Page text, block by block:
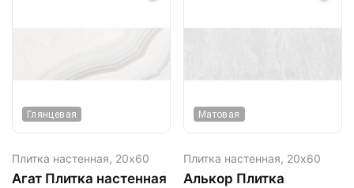
Глянцевая
Плитка настенная, 20х60
Агат Плитка настенная
Матовая
Плитка настенная, 20х60
Алькор Плитка